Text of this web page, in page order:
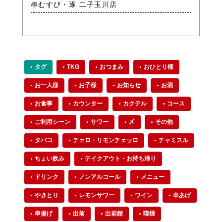
串むすび・琢 二子玉川店
タグ TKG おつまみ おひとり様
お一人様 お子様 お知らせ お酒
お食事 カウンター カクテル コース
ご利用シーン サワー 〆 その他
タバコ チェロ・リモンチェッロ チャミスル
ちょい飲み テイクアウト・お持ち帰り
ドリンク ノンアルコール メニュー
やきとり レモンサワー ワイン 串あげ
串揚げ 出前 出前館 喫煙